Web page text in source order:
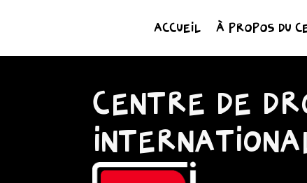
ACCUEIL À PROPOS DU
CENTRE DE